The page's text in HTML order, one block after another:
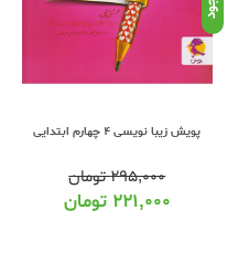
پویش زیبا نویسی 4 چهارم ابتدایی
۲۹۵,۰۰۰تومان
۲۲۱,۰۰۰ تومان